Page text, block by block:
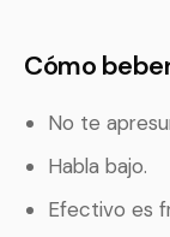
Cómo
No te
Habla bajo.
Efectivo es